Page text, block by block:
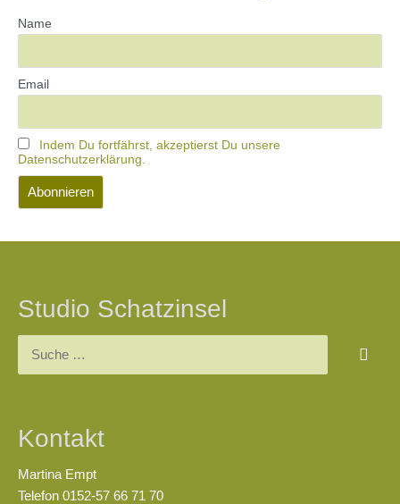
Name
Email
Indem Du fortfährst, akzeptierst Du unsere
Datenschutzerklärung.
Studio Schatzinsel
Kontakt
Martina Empt
Telefon 0152-57 66 71 70